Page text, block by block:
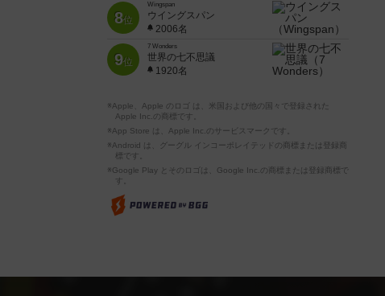
8位
Wingspan
ウイングスパン
2006名
9位
7 Wonders
世界の七不思議
1920名
※Apple、Apple のロゴ は、米国および他の国々で登録された
Apple Inc.の商標です。
※App Store は、Apple Inc.のサービスマークです。
※Android は、グーグル インコーポレイテッドの商標または登録商
標です。
※Google Play とそのロゴは、Google Inc.の商標または登録商標で
す。